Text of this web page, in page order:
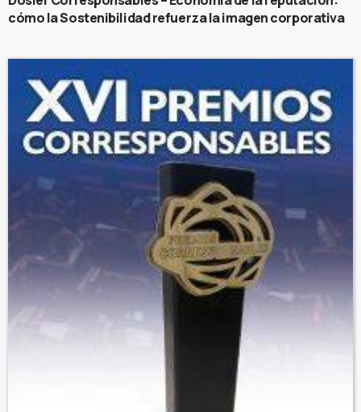
cómo la Sostenibilidad refuerza la imagen corporativa